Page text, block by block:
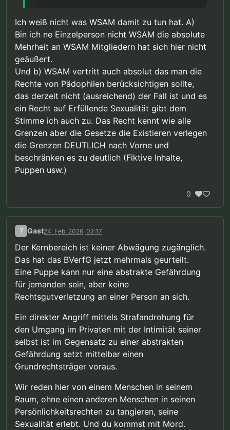
Ich weiß nicht was WSAM damit zu tun hat. A)
Bin ich ne Einzelperson nicht WSAM die absolute
Mehrheit an WSAM Mitgliedern hat sich hier nicht
geäußert.
Und b) WSAM vertritt auch absolut das man die
Rechte von Pädophilen berücksichtigen sollte,
das derzeit nicht (ausreichend) der Fall ist und es
ein Recht auf Erfüllende Sexualität gibt dem
Stimme ich auch zu. Das Recht kennt wie alle
Grenzen aber die Gesetze die Existieren verlegen
die Grenzen DEUTLICH nach Vorne und
beschränken es zu deutlich (Fiktive Inhalte,
Puppen usw.)
0
? Gast24. Feb. 2026, 02:17
Der Kernbereich ist keiner Abwägung zugänglich.
Das hat das BVerfG jetzt mehrmals geurteilt.
Eine Puppe kann nur eine abstrakte Gefährdung
für jemanden sein, aber keine
Rechtsgutverletzung an einer Person an sich.
Ein direkter Angriff mittels Strafandrohung für
den Umgang im Privaten mit der Intimität seiner
selbst ist im Gegensatz zu einer abstrakten
Gefährdung setzt mittelbar einen
Grundrechtsträger voraus.
Wir reden hier von einem Menschen in seinem
Raum, ohne einen anderen Menschen in seinen
Persönlichkeitsrechten zu tangieren, seine
Sexualität erlebt. Und du kommst mit Mord.